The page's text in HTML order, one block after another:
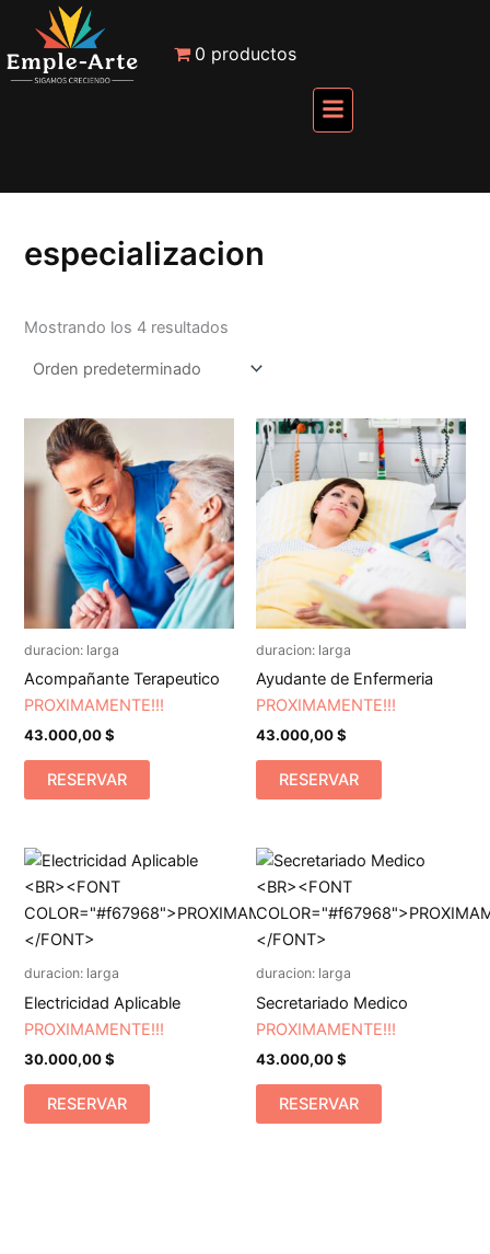
contenido
Menú
0 productos
especializacion
Mostrando los 4 resultados
duracion: larga
Acompañante Terapeutico
PROXIMAMENTE!!!
43.000,00$
RESERVAR
duracion: larga
Ayudante de Enfermeria
PROXIMAMENTE!!!
43.000,00$
RESERVAR
duracion: larga
Electricidad Aplicable
PROXIMAMENTE!!!
30.000,00$
RESERVAR
duracion: larga
Secretariado Medico
PROXIMAMENTE!!!
43.000,00$
RESERVAR